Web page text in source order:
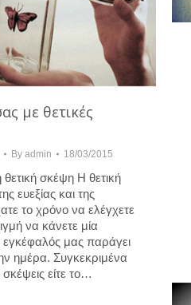
με θετικές
By admin 18/03/2015
σκέψη Η θετική
ευεξίας και της
το χρόνο να ελέγχετε
να κάνετε μία
εγκέφαλός μας παράγει
ημέρα. Συγκεκριμένα
είτε το…